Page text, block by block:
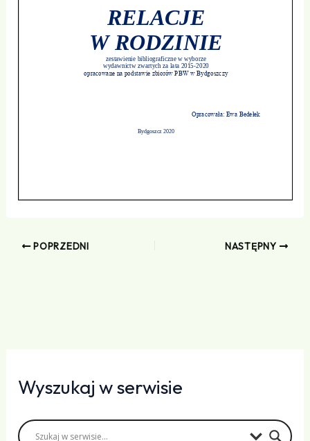
POPRZEDNI NASTĘPNY
Wyszukaj w serwisie